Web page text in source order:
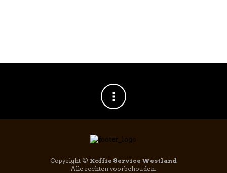
Copyright © Koffie Service Westland
Alle rechten voorbehouden.